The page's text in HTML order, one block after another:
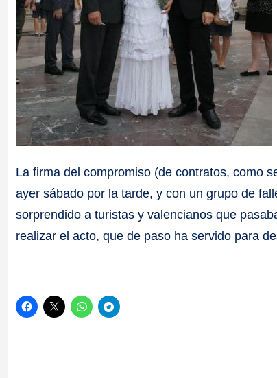
La firma del compromiso (de contratos, como
ayer sábado por la tarde, y con un grupo de
sorprendido a turistas y valencianos que
realizar el acto, que de paso ha servido para